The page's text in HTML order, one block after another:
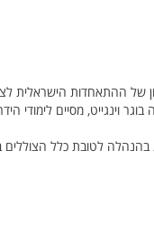
וינגייט, מסיים לימודי
בהנהלה לטובת כלל הצוללים